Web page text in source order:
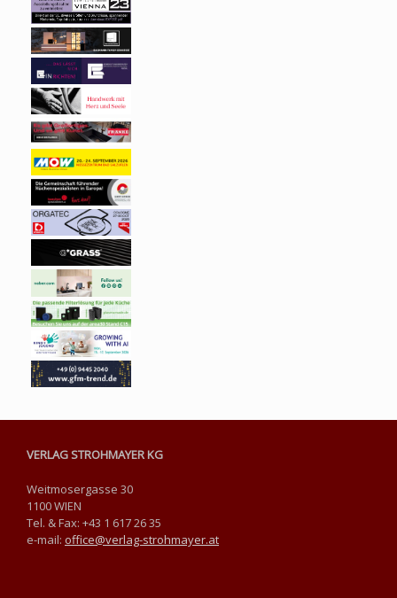
VERLAG STROHMAYER KG
Weitmosergasse 30
1100 WIEN
Tel. & Fax: +43 1 617 26 35
e-mail: office@verlag-strohmayer.at